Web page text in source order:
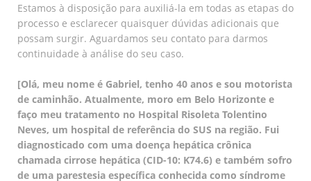
Estamos à disposição para auxiliá-la em todas as etapas do
processo e esclarecer quaisquer dúvidas adicionais que
possam surgir. Aguardamos seu contato para darmos
continuidade à análise do seu caso.
[Olá, meu nome é Gabriel, tenho 40 anos e sou motorista
de caminhão. Atualmente, moro em Belo Horizonte e
faço meu tratamento no Hospital Risoleta Tolentino
Neves, um hospital de referência do SUS na região. Fui
diagnosticado com uma doença hepática crônica
chamada cirrose hepática (CID-10: K74.6) e também sofro
de uma parestesia específica conhecida como síndrome